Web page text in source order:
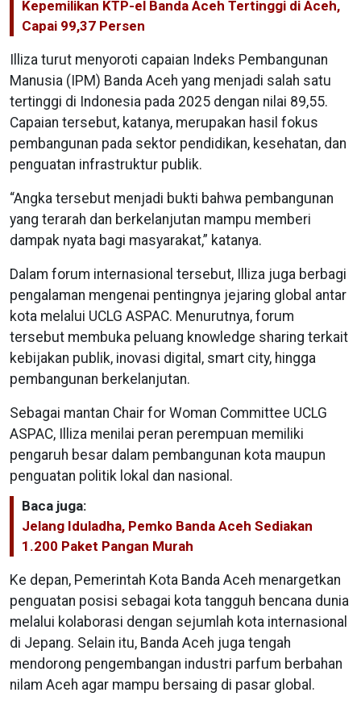
Kepemilikan KTP-el Banda Aceh Tertinggi di Aceh,
Capai 99,37 Persen
Illiza turut menyoroti capaian Indeks Pembangunan
Manusia (IPM) Banda Aceh yang menjadi salah satu
tertinggi di Indonesia pada 2025 dengan nilai 89,55.
Capaian tersebut, katanya, merupakan hasil fokus
pembangunan pada sektor pendidikan, kesehatan, dan
penguatan infrastruktur publik.
“Angka tersebut menjadi bukti bahwa pembangunan
yang terarah dan berkelanjutan mampu memberi
dampak nyata bagi masyarakat,” katanya.
Dalam forum internasional tersebut, Illiza juga berbagi
pengalaman mengenai pentingnya jejaring global antar
kota melalui UCLG ASPAC. Menurutnya, forum
tersebut membuka peluang knowledge sharing terkait
kebijakan publik, inovasi digital, smart city, hingga
pembangunan berkelanjutan.
Sebagai mantan Chair for Woman Committee UCLG
ASPAC, Illiza menilai peran perempuan memiliki
pengaruh besar dalam pembangunan kota maupun
penguatan politik lokal dan nasional.
Baca juga:
Jelang Iduladha, Pemko Banda Aceh Sediakan
1.200 Paket Pangan Murah
Ke depan, Pemerintah Kota Banda Aceh menargetkan
penguatan posisi sebagai kota tangguh bencana dunia
melalui kolaborasi dengan sejumlah kota internasional
di Jepang. Selain itu, Banda Aceh juga tengah
mendorong pengembangan industri parfum berbahan
nilam Aceh agar mampu bersaing di pasar global.